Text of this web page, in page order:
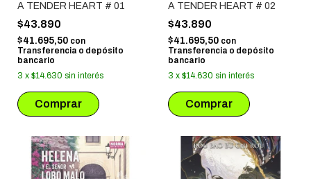
A TENDER HEART # 01
$43.890
$41.695,50 con
Transferencia o depósito
bancario
3 x $14.630 sin interés
A TENDER HEART # 02
$43.890
$41.695,50 con
Transferencia o depósito
bancario
3 x $14.630 sin interés